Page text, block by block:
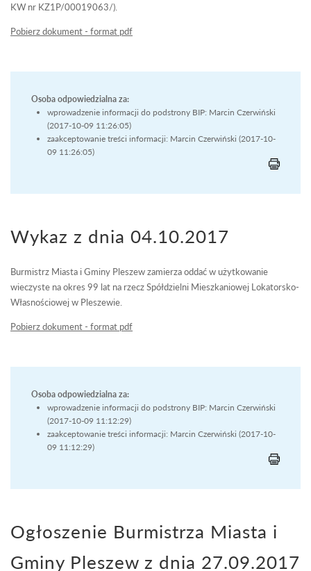
KW nr KZ1P/00019063/).
Pobierz dokument - format pdf
Osoba odpowiedzialna za:
wprowadzenie informacji do podstrony BIP: Marcin Czerwiński
(2017-10-09 11:26:05)
zaakceptowanie treści informacji: Marcin Czerwiński (2017-10-
09 11:26:05)
Wykaz z dnia 04.10.2017
Burmistrz Miasta i Gminy Pleszew zamierza oddać w użytkowanie
wieczyste na okres 99 lat na rzecz Spółdzielni Mieszkaniowej Lokatorsko-
Własnościowej w Pleszewie.
Pobierz dokument - format pdf
Osoba odpowiedzialna za:
wprowadzenie informacji do podstrony BIP: Marcin Czerwiński
(2017-10-09 11:12:29)
zaakceptowanie treści informacji: Marcin Czerwiński (2017-10-
09 11:12:29)
Ogłoszenie Burmistrza Miasta i
Gminy Pleszew z dnia 27.09.2017